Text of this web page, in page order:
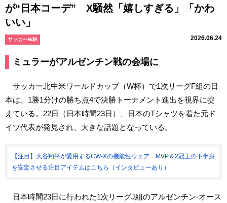
が“日本コーデ” X騒然「嬉しすぎる」「かわ
いい」
サッカーW杯 2026.06.24
ミュラーがアルゼンチン戦の会場に
サッカー北中米ワールドカップ（W杯）で1次リーグF組の日
本は、1勝1分けの勝ち点4で決勝トーナメント進出を視界に捉
えている。22日（日本時間23日）、日本のTシャツを着た元ド
イツ代表が発見され、大きな話題となっている。
【注目】大谷翔平が愛用するCW-Xの機能性ウェア MVP＆2冠王の下半身
を安定させる注目アイテムはこちら（インタビューあり）
日本時間23日に行われた1次リーグJ組のアルゼンチン-オース